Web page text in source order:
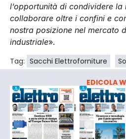
l’opportunità di condividere la
collaborare oltre i confini e
nostra posizione nel mercato
industriale».
Tag: Sacchi Elettroforniture
EDICOLA